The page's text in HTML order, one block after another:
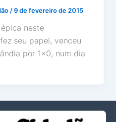
/9 de fevereiro de 2015
neste
seu papel, venceu
por 1×0, num dia